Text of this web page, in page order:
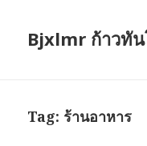
Bjxlmr ก้าวทั
Tag: ร้านอาหาร